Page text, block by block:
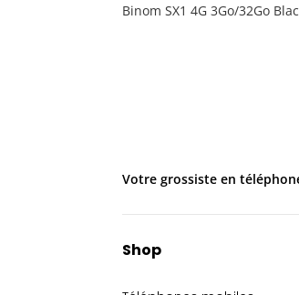
Binom SX1 4G 3Go/32Go
Votre grossiste en
Shop